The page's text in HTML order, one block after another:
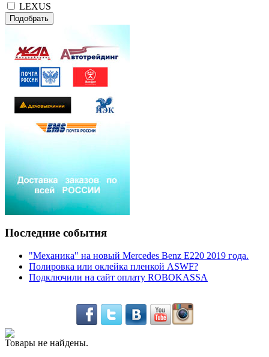
LEXUS
Подобрать
Последние события
"Механика" на новый Mercedes Benz E220 2019 года.
Полировка или оклейка пленкой ASWF?
Подключили на сайт оплату ROBOKASSA
Товары не найдены.